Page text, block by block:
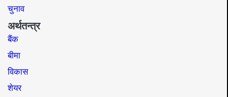
चुनाव
अर्थतन्त्र
बैंक
बीमा
विकास
शेयर